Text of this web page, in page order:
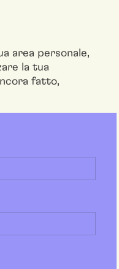
area personale,
la tua
fatto,